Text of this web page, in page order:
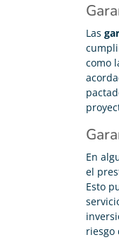
Las
como
En
el
Esto
riesgo